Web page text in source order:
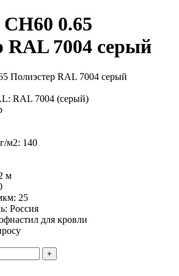
0.65
RAL 7004 серый
RAL 7004 (серый)
м2: 140
м
25
Россия
для кровли
+